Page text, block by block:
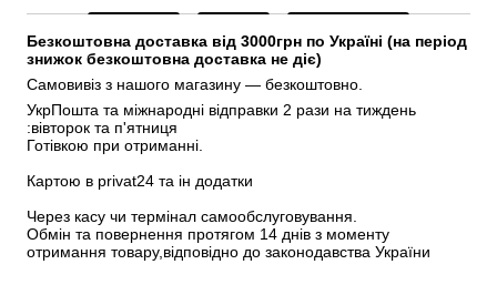
Безкоштовна доставка від 3000грн по Україні (на період
знижок безкоштовна доставка не діє)
Самовивіз з нашого магазину — безкоштовно.
УкрПошта та міжнародні відправки 2 рази на тиждень
:вівторок та п'ятниця
Готівкою при отриманні.
Картою в privat24 та ін додатки
Через касу чи термінал самообслуговування.
Обмін та повернення протягом 14 днів з моменту
отримання товару,відповідно до законодавства України